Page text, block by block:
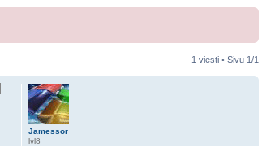
1 viesti • Sivu 1/1
Jamessor
lvl8